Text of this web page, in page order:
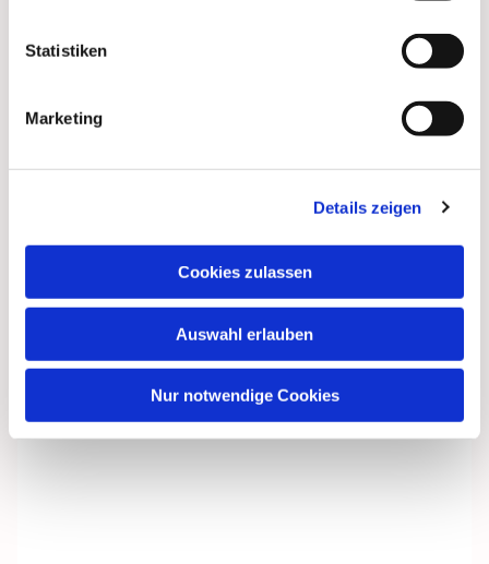
Statistiken
Marketing
Details zeigen
Cookies zulassen
Auswahl erlauben
Nur notwendige Cookies
interessieren